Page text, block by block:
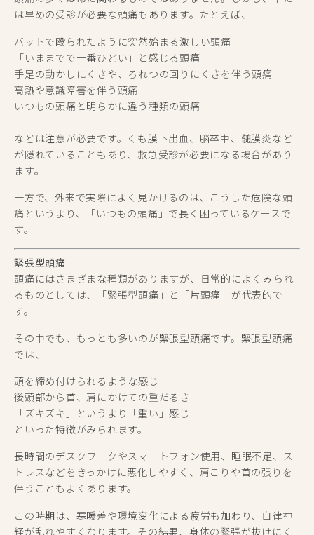
は早めの受診が必要な頭痛もあります。たとえば、
バットで殴られたように突然始まる激しい頭痛
「いままでで一番ひどい」と感じる頭痛
手足の動かしにくさや、ろれつの回りにくさを伴う頭痛
高熱や意識障害を伴う頭痛
いつもの頭痛と明らかに違う種類の頭痛
などは注意が必要です。くも膜下出血、脳卒中、髄膜炎など
が隠れていることもあり、救急受診が必要になる場合があり
ます。
一方で、外来で実際によく見かけるのは、こうした危険な頭
痛というより、「いつもの頭痛」で長く困っているケースで
す。
緊張型頭痛
頭痛にはさまざまな種類がありますが、日常的によくみられ
るものとしては、「緊張型頭痛」と「片頭痛」が代表的で
す。
その中でも、もっとも多いのが緊張型頭痛です。緊張型頭痛
では、
頭を締め付けられるような感じ
後頭部から首、肩にかけての重だるさ
「ズキズキ」というより「重い」感じ
といった特徴がみられます。
長時間のデスクワークやスマートフォン使用、睡眠不足、ス
トレスなどをきっかけに悪化しやすく、肩こりや首の張りを
伴うこともよくあります。
この時期は、寒暖差や環境変化による疲労も加わり、自律神
経が乱れやすくなります。その結果、身体の緊張が抜けにく